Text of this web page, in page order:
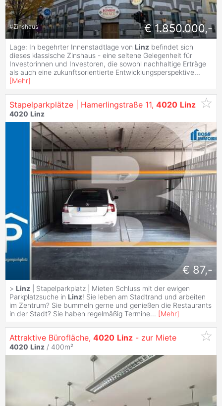
#Zinshaus € 1.850.000,-
Lage: In begehrter Innenstadtlage von Linz befindet sich
dieses klassische Zinshaus - eine seltene Gelegenheit für
Investorinnen und Investoren, die sowohl nachhaltige Erträge
als auch eine zukunftsorientierte Entwicklungsperspektive...
[Mehr]
Stapelparkplätze | Hamerlingstraße 11, 4020 Linz
4020 Linz
€ 87,-
> Linz | Stapelparkplatz | Mieten Schluss mit der ewigen
Parkplatzsuche in Linz! Sie leben am Stadtrand und arbeiten
im Zentrum? Sie bummeln gerne und genießen die Restaurants
in der Stadt? Sie haben regelmäßig Termine... [Mehr]
Attraktive Bürofläche, 4020 Linz - zur Miete
4020 Linz / 400m²